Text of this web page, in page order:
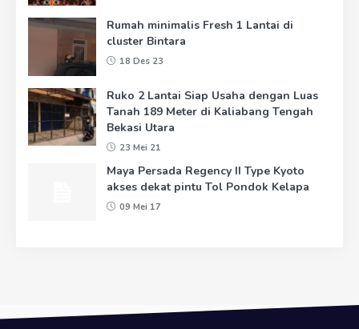
Rumah minimalis Fresh 1 Lantai di
cluster Bintara
18 Des 23
Ruko 2 Lantai Siap Usaha dengan Luas
Tanah 189 Meter di Kaliabang Tengah
Bekasi Utara
23 Mei 21
Maya Persada Regency II Type Kyoto
akses dekat pintu Tol Pondok Kelapa
09 Mei 17